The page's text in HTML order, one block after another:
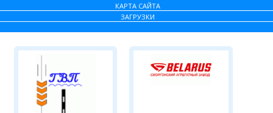
КАРТА САЙТА
ЗАГРУЗКИ